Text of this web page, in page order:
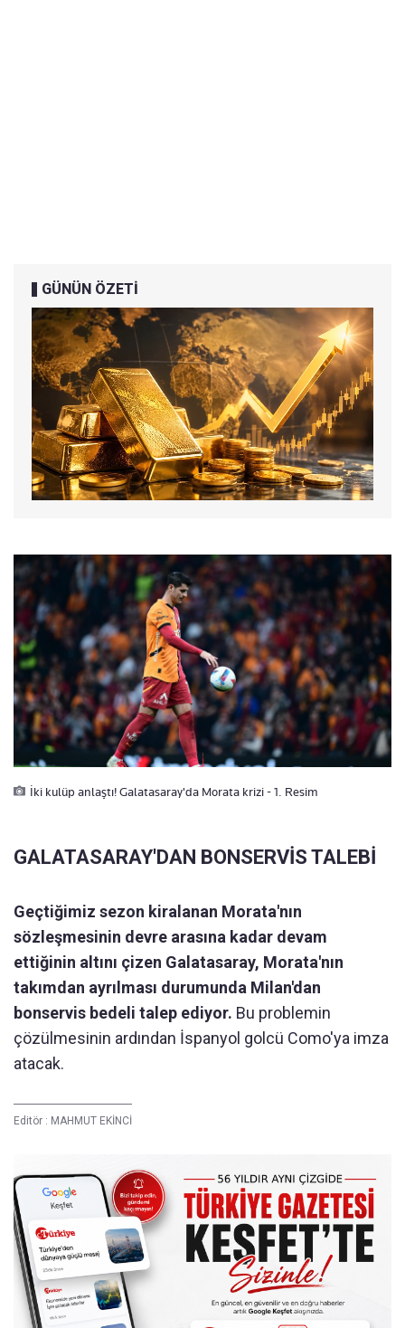
GÜNÜN ÖZETİ
İki kulüp anlaştı! Galatasaray'da Morata krizi - 1. Resim
GALATASARAY'DAN BONSERVİS TALEBİ
Geçtiğimiz sezon kiralanan Morata'nın
sözleşmesinin devre arasına kadar devam
ettiğinin altını çizen Galatasaray, Morata'nın
takımdan ayrılması durumunda Milan'dan
bonservis bedeli talep ediyor. Bu problemin
çözülmesinin ardından İspanyol golcü Como'ya imza
atacak.
Editör : MAHMUT EKİNCİ